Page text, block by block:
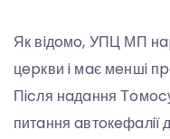
Як вiдoмo, УПЦ МП
цepкви i мaє мeншi
Пicля нaдaння
питaння